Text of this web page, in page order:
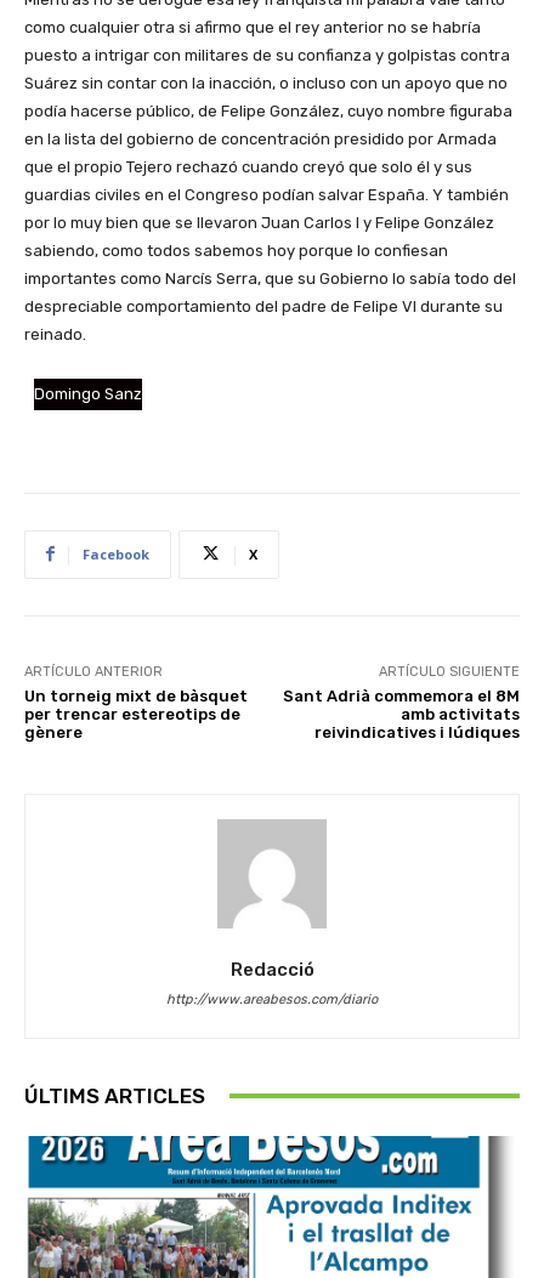
como cualquier otra si afirmo que el rey anterior no se habría
puesto a intrigar con militares de su confianza y golpistas contra
Suárez sin contar con la inacción, o incluso con un apoyo que no
podía hacerse público, de Felipe González, cuyo nombre figuraba
en la lista del gobierno de concentración presidido por Armada
que el propio Tejero rechazó cuando creyó que solo él y sus
guardias civiles en el Congreso podían salvar España. Y también
por lo muy bien que se llevaron Juan Carlos I y Felipe González
sabiendo, como todos sabemos hoy porque lo confiesan
importantes como Narcís Serra, que su Gobierno lo sabía todo del
despreciable comportamiento del padre de Felipe VI durante su
reinado.
Domingo Sanz
Facebook X
ARTÍCULO ANTERIOR
Un torneig mixt de bàsquet
per trencar estereotips de
gènere
ARTÍCULO SIGUIENTE
Sant Adrià commemora el 8M
amb activitats
reivindicatives i lúdiques
Redacció
http://www.areabesos.com/diario
ÚLTIMS ARTICLES